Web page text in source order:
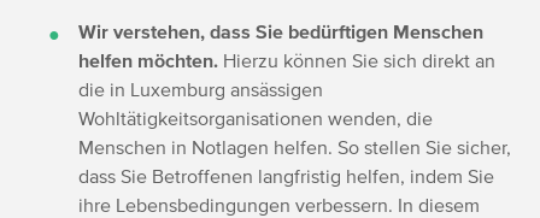
Wir verstehen, dass Sie bedürftigen Menschen
helfen möchten. Hierzu können Sie sich direkt an
die in Luxemburg ansässigen
Wohltätigkeitsorganisationen wenden, die
Menschen in Notlagen helfen. So stellen Sie sicher,
dass Sie Betroffenen langfristig helfen, indem Sie
ihre Lebensbedingungen verbessern. In diesem